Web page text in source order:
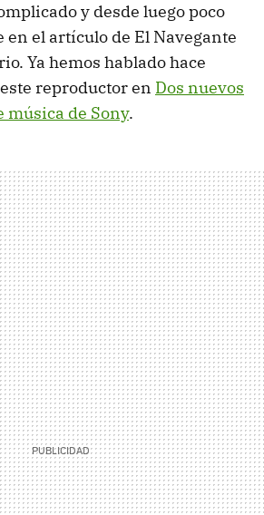
y desde luego poco
el artículo de El Navegante
Ya hemos hablado hace
reproductor en Dos nuevos
música de Sony.